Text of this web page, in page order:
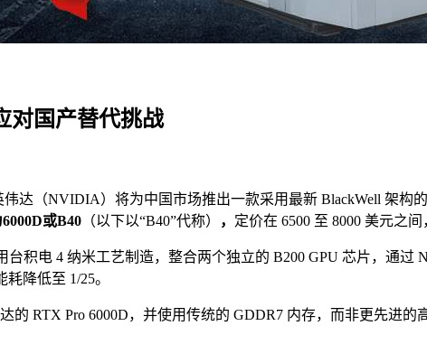
对国产替代挑战
达（NVIDIA）将为中国市场推出一款采用最新 BlackWell 架构
或B40 （以下以“B40”代称） ， 定价在 6500 至 8000 美元之
积电 4 纳米工艺制造，整合两个独立的 B200 GPU 芯片，通
降低至 1/25。
RTX Pro 6000D，并使用传统的 GDDR7 内存，而非更先进